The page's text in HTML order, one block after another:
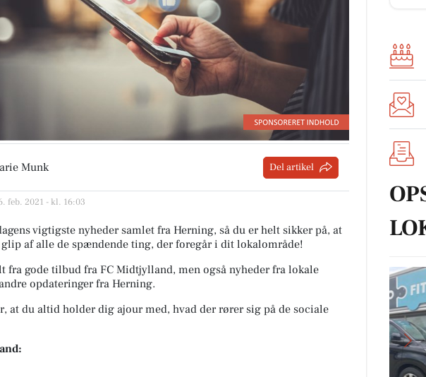
Munk Del artikel
feb. 2021 - kl. 16:03
vigtigste nyheder samlet fra Herning, så du er helt sikker på, at
af alle de spændende ting, der foregår i dit lokalområde!
fra gode tilbud fra FC Midtjylland, men også nyheder fra lokale
opdateringer fra Herning.
at du altid holder dig ajour med, hvad der rører sig på de sociale